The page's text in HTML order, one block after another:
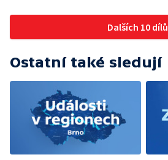
Dalších 10 dílů
Ostatní také sledují